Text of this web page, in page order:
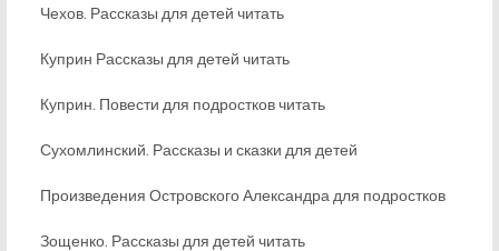
Чехов. Рассказы для детей читать
Куприн Рассказы для детей читать
Куприн. Повести для подростков читать
Сухомлинский. Рассказы и сказки для детей
Произведения Островского Александра для подростков
Зощенко. Рассказы для детей читать